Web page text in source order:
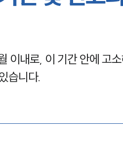
이내로, 이 기간 안에 고
습니다.